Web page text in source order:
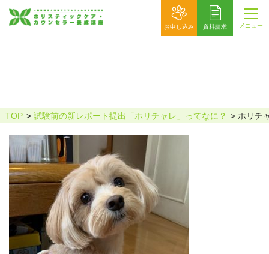
お申し込み 資料請求 メニュー
TOP 試験前の新レポート提出「ホリチャレ」ってなに？ ホリチ